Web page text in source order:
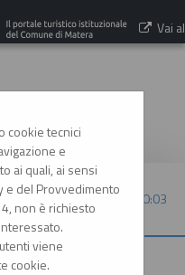
Vai al
07/08/2026 10:03
»Avvisi di
cookie tecnici
e
ai quali, ai sensi
e del Provvedimento
non è richiesto
viene
cookie.